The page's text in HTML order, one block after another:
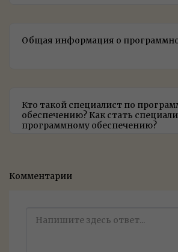
Общая информация о
Кто такой специалист по
обеспечению? Как стать
программному обеспечению?
Комментарии